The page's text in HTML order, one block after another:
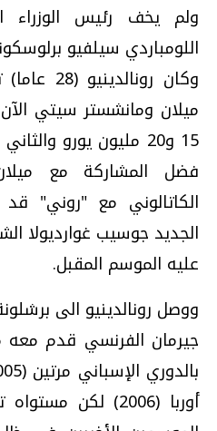
ولم يخف رئيس الوزراء
اللومباردي سيلفيو
وكان
ميلان ومانشستر سيتي
فضل المشاركة مع
الكاتالوني مع "روني"
الجديد جوسيب غوارديولا
عليه الموسم المقبل.
جيرمان الفرنسي قدم معه
أوربا (2006) لكن